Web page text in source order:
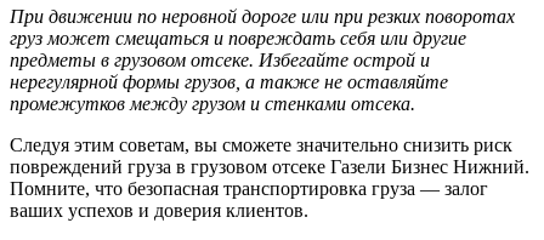
При движении по неровной дороге или при резких поворотах
груз может смещаться и повреждать себя или другие
предметы в грузовом отсеке. Избегайте острой и
нерегулярной формы грузов, а также не оставляйте
промежутков между грузом и стенками отсека.
Следуя этим советам, вы сможете значительно снизить риск
повреждений груза в грузовом отсеке Газели Бизнес Нижний.
Помните, что безопасная транспортировка груза — залог
ваших успехов и доверия клиентов.